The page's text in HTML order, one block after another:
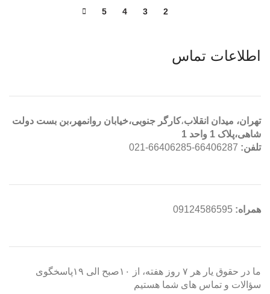
2
3
4
5
اطلاعات تماس
تهران، ميدان انقلاب،کارگر جنوبی،خیابان روانمهر،بن بست دولت
شاهی،پلاک 1 واحد 1
تلفن: 66406287-66406285-021
همراه:
ما در حقوق یار هر ۷ روز هفته، از ۱۰صبح الی ۱۹پاسخگوی
سؤالات و تماس های شما هستیم